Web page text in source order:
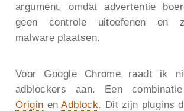
argument, omdat advertentie
geen controle uitoefenen en
malware plaatsen.
Voor Google Chrome raadt ik
adblockers aan. Een
Origin enAdblock. Dit zijn plugins